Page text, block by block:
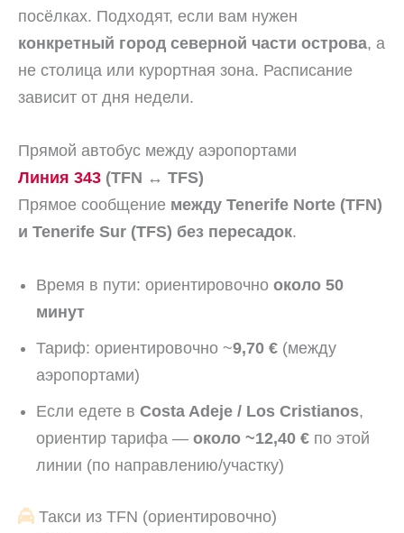
посёлках. Подходят, если вам нужен
конкретный город северной части острова, а
не столица или курортная зона. Расписание
зависит от дня недели.
Прямой автобус между аэропортами
Линия 343 (TFN ↔ TFS)
Прямое сообщение между Tenerife Norte (TFN)
и Tenerife Sur (TFS) без пересадок.
Время в пути: ориентировочно около 50
минут
Тариф: ориентировочно ~9,70 € (между
аэропортами)
Если едете в Costa Adeje / Los Cristianos,
ориентир тарифа — около ~12,40 € по этой
линии (по направлению/участку)
Такси из TFN (ориентировочно)